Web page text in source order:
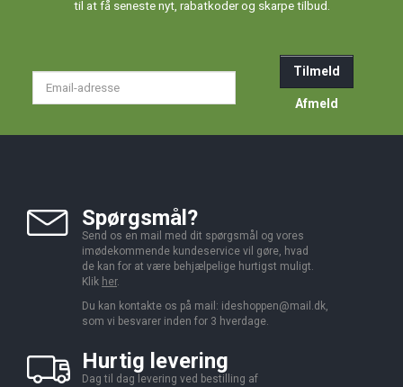
til at få seneste nyt, rabatkoder og skarpe tilbud.
Tilmeld
Afmeld
Spørgsmål?
Send os en mail med dit spørgsmål og vores
imødekommende kundeservice vil gøre, hvad
de kan for at være behjælpelige hurtigst muligt.
Klik her.
Du kan kontakte os på mail: ideshoppen@mail.dk,
som vi besvarer inden for 3 hverdage.
Hurtig levering
Dag til dag levering ved bestilling af